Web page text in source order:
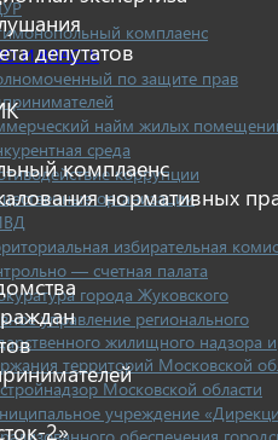
комплаенс
И ВЛАСТЬ
по защите прав
найм жилых
среда
коррупции
организации
избирательная
— счетная палата
города Жуковского
управление регионального
жилищного надзора и
территорий Московской
Московской области
учреждение
обеспечения
депутатов
комплаенс
нормативных
2»